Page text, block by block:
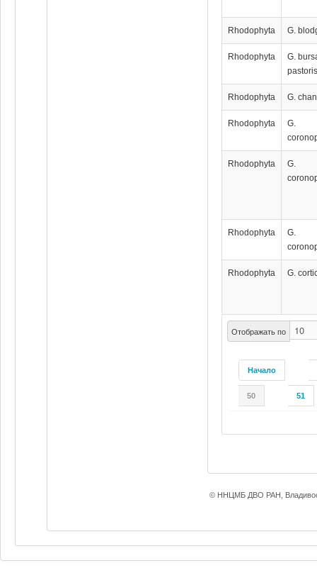
Отображать по
Начало
50 51
Rhodophyta G.
Rhodophyta
G.
Rhodophyta G.
Rhodophyta
G.
Rhodophyta
G.
Rhodophyta
G.
Rhodophyta G.
© ННЦМБ ДВО РАН,